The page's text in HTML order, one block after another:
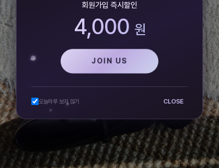
회원가입 즉시할인
4,000 원
JOIN US
오늘하루 보지 않기 CLOSE